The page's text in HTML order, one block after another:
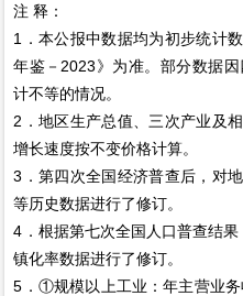
注 释：
1．本公报中数据均为初步统计
年鉴－2023》为准。部分数据
计不等的情况。
2．地区生产总值、三次产业及
增长速度按不变价格计算。
3．第四次全国经济普查后，对
等历史数据进行了修订。
4．根据第七次全国人口普查结
镇化率数据进行了修订。
5．①规模以上工业：年主营业